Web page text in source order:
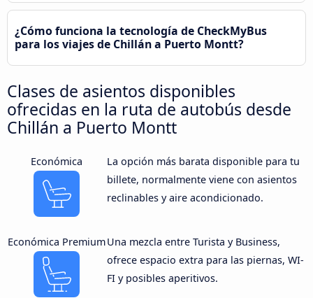
¿Cómo funciona la tecnología de CheckMyBus
para los viajes de Chillán a Puerto Montt?
Clases de asientos disponibles
ofrecidas en la ruta de autobús desde
Chillán a Puerto Montt
Económica
La opción más barata disponible para tu
billete, normalmente viene con asientos
reclinables y aire acondicionado.
Económica PremiumUna mezcla entre Turista y Business,
ofrece espacio extra para las piernas, WI-
FI y posibles aperitivos.